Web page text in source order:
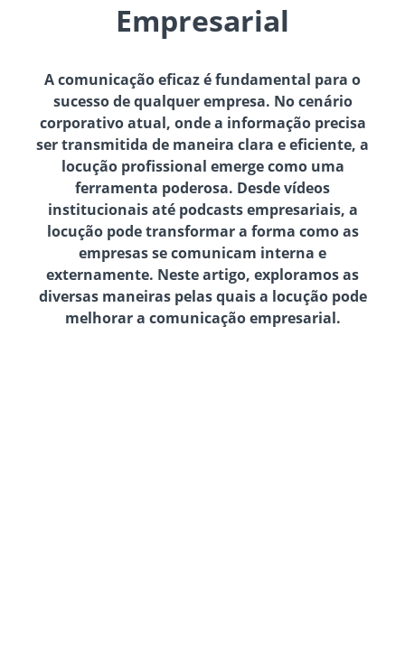
Empresarial
A comunicação eficaz é fundamental para o
sucesso de qualquer empresa. No cenário
corporativo atual, onde a informação precisa
ser transmitida de maneira clara e eficiente, a
locução profissional emerge como uma
ferramenta poderosa. Desde vídeos
institucionais até podcasts empresariais, a
locução pode transformar a forma como as
empresas se comunicam interna e
externamente. Neste artigo, exploramos as
diversas maneiras pelas quais a locução pode
melhorar a comunicação empresarial.